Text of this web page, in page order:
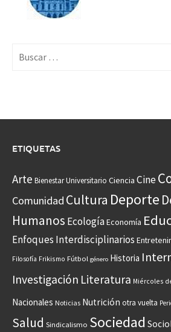
ETIQUETAS
Arte Bienestar Universitario Ciencia Cine
Comunidad Cultura Deporte
Humanos EcologíaEconomía
Enfoques Interdisciplinarios
Filosofía Frikismo Fútbol género Historia
Investigación Literatura Miércoles
Nacionales Noticias Nutrición otra vuelta
Salud Sindicalismo Sociedad